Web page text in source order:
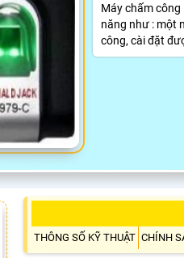
Máy chấm
năng như : một
công, cài đặt
THÔNG SỐ KỸ THUẬT CHÍNH